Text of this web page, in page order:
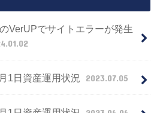
VerUPでサイトエラーが発生
1日資産運用状況 2023.07.05